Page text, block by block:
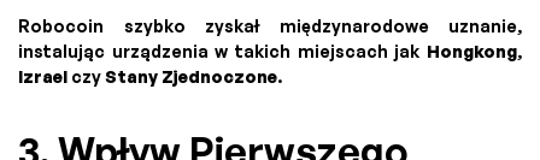
Robocoin szybko zyskał międzynarodowe uznanie,
instalując urządzenia w takich miejscach jak Hongkong,
Izrael czyStany Zjednoczone.